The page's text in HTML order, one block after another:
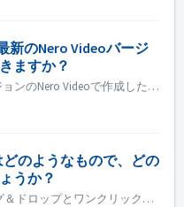
新のNero Videoバージ
ますか？
はい。 Nero Videoは、旧バージョンのNero Videoで作成したプロジェクトを開いて編集することができます。 しかし、古い Nero Video は新しい Nero Video で作成されたプロジェクトを開くことができません。 そのため、古いプロジェクトを新しいNero Videoで開いて保存...
のようなもので、どの
うか？
1-Click Video Story は、ドラッグ＆ドロップとワンクリックだけで、プロフェッショナルなスライドショーやムービーを快適に作成することができます。Nero 2019 からは、Nero Start のドロップゾーンや Nero Video のドロップゾーンからこの機能にアクセスできるようになりました...